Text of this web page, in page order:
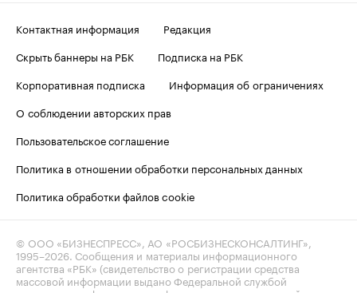
Контактная информация
Редакция
Скрыть баннеры на РБК
Подписка на РБК
Корпоративная подписка
Информация об ограничениях
О соблюдении авторских прав
Пользовательское соглашение
Политика в отношении обработки персональных данных
Политика обработки файлов cookie
© ООО «БИЗНЕСПРЕСС», АО «РОСБИЗНЕСКОНСАЛТИНГ»,
1995–2026 . Сообщения и материалы информационного
агентства «РБК» (свидетельство о регистрации средства
массовой информации выдано Федеральной службой